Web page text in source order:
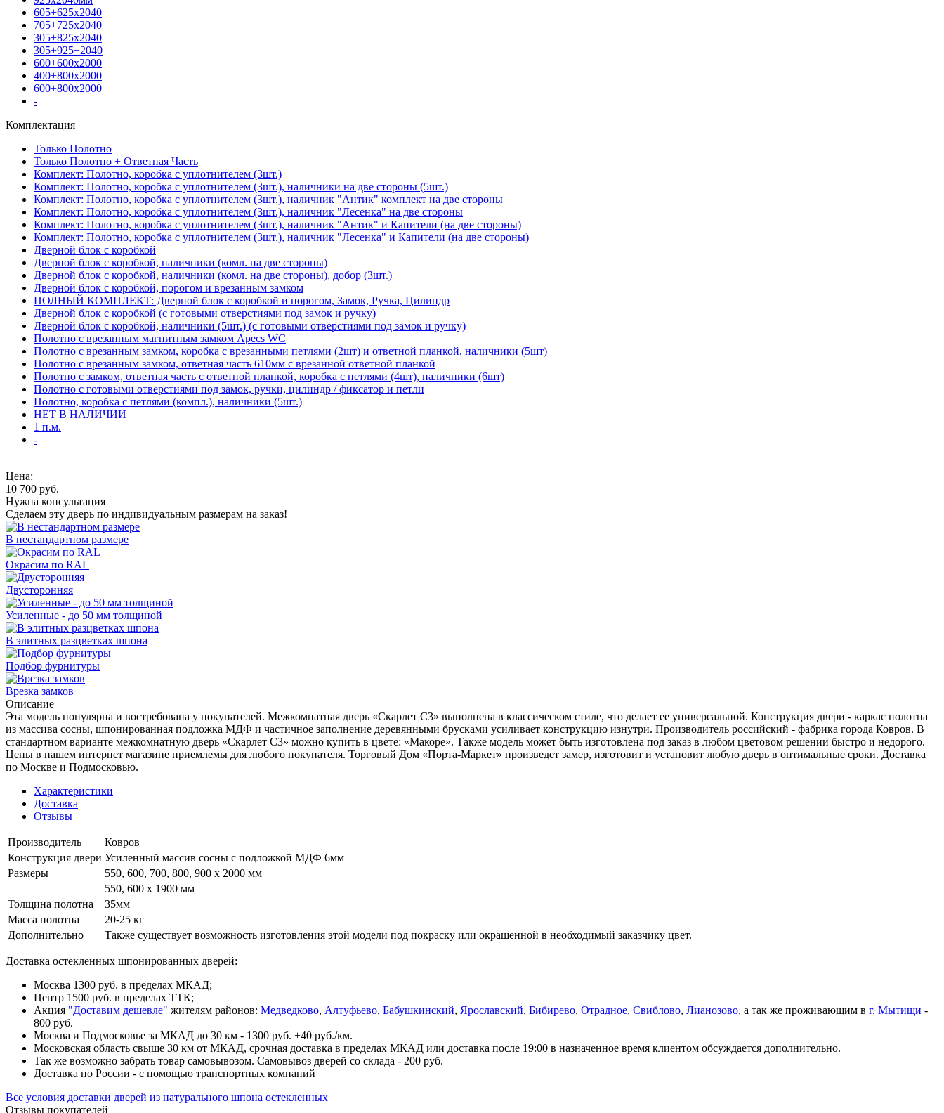
605+625х2040
705+725х2040
305+825х2040
305+925+2040
600+600х2000
400+800х2000
600+800х2000
-
Комплектация
Только Полотно
Только Полотно + Ответная Часть
Комплект: Полотно, коробка с уплотнителем (3шт.)
Комплект: Полотно, коробка с уплотнителем (3шт.), наличники на две стороны (5шт.)
Комплект: Полотно, коробка с уплотнителем (3шт.), наличник "Антик" комплект на две стороны
Комплект: Полотно, коробка с уплотнителем (3шт.), наличник "Лесенка" на две стороны
Комплект: Полотно, коробка с уплотнителем (3шт.), наличник "Антик" и Капители (на две стороны)
Комплект: Полотно, коробка с уплотнителем (3шт.), наличник "Лесенка" и Капители (на две стороны)
Дверной блок с коробкой
Дверной блок с коробкой, наличники (комл. на две стороны)
Дверной блок с коробкой, наличники (комл. на две стороны), добор (3шт.)
Дверной блок с коробкой, порогом и врезанным замком
ПОЛНЫЙ КОМПЛЕКТ: Дверной блок с коробкой и порогом, Замок, Ручка, Цилиндр
Дверной блок с коробкой (с готовыми отверстиями под замок и ручку)
Дверной блок с коробкой, наличники (5шт.) (с готовыми отверстиями под замок и ручку)
Полотно с врезанным магнитным замком Apecs WC
Полотно с врезанным замком, коробка с врезанными петлями (2шт) и ответной планкой, наличники (5шт)
Полотно с врезанным замком, ответная часть 610мм с врезанной ответной планкой
Полотно с замком, ответная часть с ответной планкой, коробка с петлями (4шт), наличники (6шт)
Полотно с готовыми отверстиями под замок, ручки, цилиндр / фиксатор и петли
Полотно, коробка с петлями (компл.), наличники (5шт.)
НЕТ В НАЛИЧИИ
1 п.м.
-
Цена:
10 700 руб.
Нужна консультация
Сделаем эту дверь по индивидуальным размерам на заказ!
В нестандартном размере
Окрасим по RAL
Двусторонняя
Усиленные - до 50 мм толщиной
В элитных разцветках шпона
Подбор фурнитуры
Врезка замков
Описание
Эта модель популярна и востребована у покупателей. Межкомнатная дверь «Скарлет С3» выполнена в классическом стиле, что делает ее универсальной. Конструкция двери - каркас полотна
из массива сосны, шпонированная подложка МДФ и частичное заполнение деревянными брусками усиливает конструкцию изнутри. Производитель российский - фабрика города Ковров. В
стандартном варианте межкомнатную дверь «Скарлет С3» можно купить в цвете: «Макоре». Также модель может быть изготовлена под заказ в любом цветовом решении быстро и недорого.
Цены в нашем интернет магазине приемлемы для любого покупателя. Торговый Дом «Порта-Маркет» произведет замер, изготовит и установит любую дверь в оптимальные сроки. Доставка
по Москве и Подмосковью.
Характеристики
Доставка
Отзывы
Производитель
Ковров
Конструкция двери Усиленный массив сосны с подложкой МДФ 6мм
Размеры
550, 600, 700, 800, 900 x 2000 мм
550, 600 х 1900 мм
Толщина полотна
35мм
Масса полотна
20-25 кг
Дополнительно
Также существует возможность изготовления этой модели под покраску или окрашенной в необходимый заказчику цвет.
Доставка остекленных шпонированных дверей:
Москва 1300 руб. в пределах МКАД;
Центр 1500 руб. в пределах ТТК;
Акция "Доставим дешевле" жителям районов: Медведково, Алтуфьево, Бабушкинский, Ярославский, Бибирево, Отрадное, Свиблово, Лианозово, а так же проживающим в г. Мытищи -
800 руб.
Москва и Подмосковье за МКАД до 30 км - 1300 руб. +40 руб./км.
Московская область свыше 30 км от МКАД, срочная доставка в пределах МКАД или доставка после 19:00 в назначенное время клиентом обсуждается дополнительно.
Так же возможно забрать товар самовывозом. Самовывоз дверей со склада - 200 руб.
Доставка по России - с помощью транспортных компаний
Все условия доставки дверей из натурального шпона остекленных
Отзывы покупателей